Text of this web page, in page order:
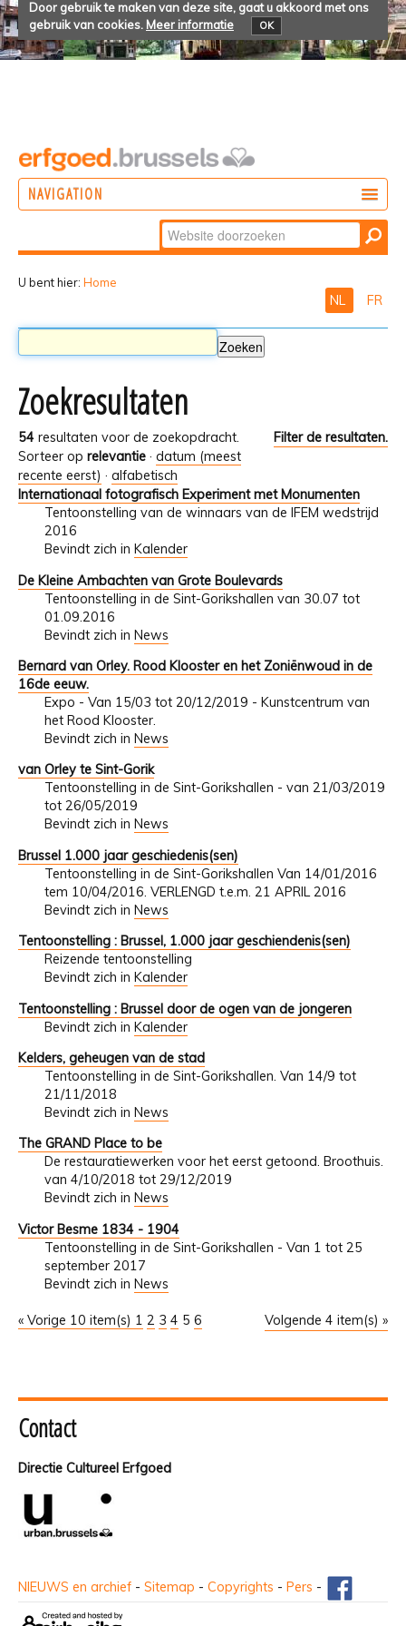
Door gebruik te maken van deze site, gaat u akkoord met ons
gebruik van cookies. Meer informatie OK
NAVIGATION
Zoek
Geavanceerd
U bent hier: Home
NL FR
Zoekresultaten
54 resultaten voor de zoekopdracht.
Filter de resultaten.
Sorteer op relevantie · datum (meest
recente eerst) · alfabetisch
Internationaal fotografisch Experiment met Monumenten
Tentoonstelling van de winnaars van de IFEM wedstrijd
2016
Bevindt zich in Kalender
De Kleine Ambachten van Grote Boulevards
Tentoonstelling in de Sint-Gorikshallen van 30.07 tot
01.09.2016
Bevindt zich in News
Bernard van Orley. Rood Klooster en het Zoniënwoud in de
16de eeuw.
Expo - Van 15/03 tot 20/12/2019 - Kunstcentrum van
het Rood Klooster.
Bevindt zich in News
van Orley te Sint-Gorik
Tentoonstelling in de Sint-Gorikshallen - van 21/03/2019
tot 26/05/2019
Bevindt zich in News
Brussel 1.000 jaar geschiedenis(sen)
Tentoonstelling in de Sint-Gorikshallen Van 14/01/2016
tem 10/04/2016. VERLENGD t.e.m. 21 APRIL 2016
Bevindt zich in News
Tentoonstelling : Brussel, 1.000 jaar geschiendenis(sen)
Reizende tentoonstelling
Bevindt zich in Kalender
Tentoonstelling : Brussel door de ogen van de jongeren
Bevindt zich in Kalender
Kelders, geheugen van de stad
Tentoonstelling in de Sint-Gorikshallen. Van 14/9 tot
21/11/2018
Bevindt zich in News
The GRAND Place to be
De restauratiewerken voor het eerst getoond. Broothuis.
van 4/10/2018 tot 29/12/2019
Bevindt zich in News
Victor Besme 1834 - 1904
Tentoonstelling in de Sint-Gorikshallen - Van 1 tot 25
september 2017
Bevindt zich in News
« Vorige 10 item(s) Volgende 4 item(s) »
1 2 3 4 5 6
Contact
Directie Cultureel Erfgoed
NIEUWS en archief - Sitemap - Copyrights - Pers -